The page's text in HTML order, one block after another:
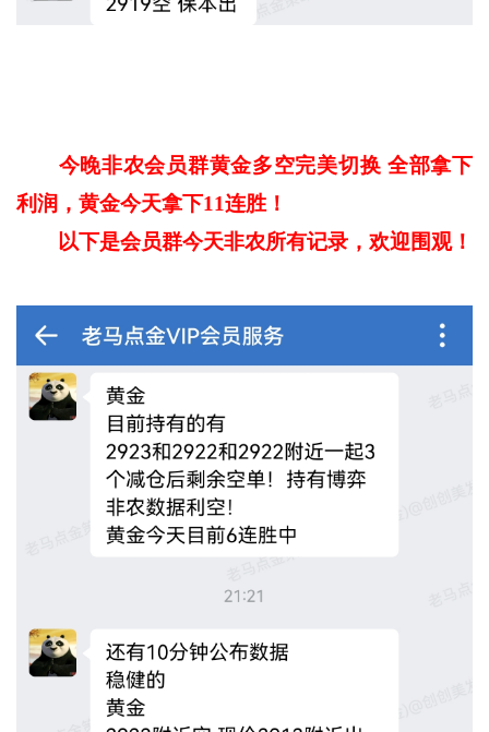
今晚非农会员群黄金多空完美切换 全部拿下
利润，黄金今天拿下11连胜！
以下是会员群今天非农所有记录，欢迎围观！